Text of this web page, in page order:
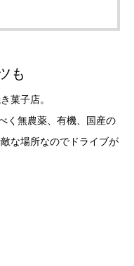
も
菓子店。
く無農薬、有機、国産の
な場所なのでドライブが